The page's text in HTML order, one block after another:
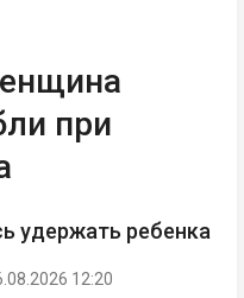
при
удержать ребенка
12:20